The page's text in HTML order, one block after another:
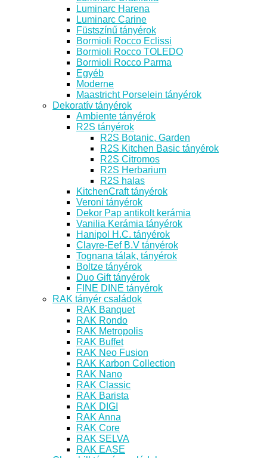
Luminarc Harena
Luminarc Carine
Füstszínű tányérok
Bormioli Rocco Eclissi
Bormioli Rocco TOLEDO
Bormioli Rocco Parma
Egyéb
Moderne
Maastricht Porselein tányérok
Dekoratív tányérok
Ambiente tányérok
R2S tányérok
R2S Botanic, Garden
R2S Kitchen Basic tányérok
R2S Citromos
R2S Herbarium
R2S halas
KitchenCraft tányérok
Veroni tányérok
Dekor Pap antikolt kerámia
Vanilia Kerámia tányérok
Hanipol H.C. tányérok
Clayre-Eef B.V tányérok
Tognana tálak, tányérok
Boltze tányérok
Duo Gift tányérok
FINE DINE tányérok
RAK tányér családok
RAK Banquet
RAK Rondo
RAK Metropolis
RAK Buffet
RAK Neo Fusion
RAK Karbon Collection
RAK Nano
RAK Classic
RAK Barista
RAK DIGI
RAK Anna
RAK Core
RAK SELVA
RAK EASE